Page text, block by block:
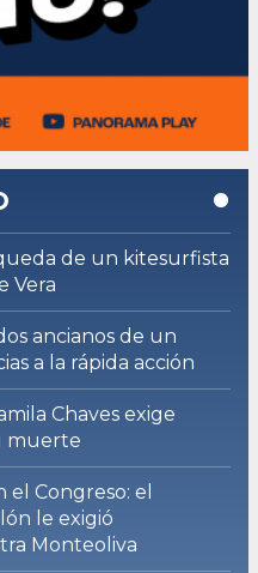
de un kitesurfista
Vera
ancianos de un
a la rápida acción
Chaves exige
muerte
el Congreso: el
le exigió
Monteoliva